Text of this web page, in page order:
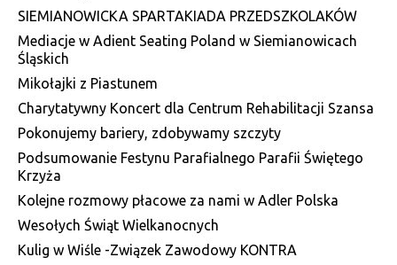
SIEMIANOWICKA SPARTAKIADA PRZEDSZKOLAKÓW
Mediacje w Adient Seating Poland w Siemianowicach
Śląskich
Mikołajki z Piastunem
Charytatywny Koncert dla Centrum Rehabilitacji Szansa
Pokonujemy bariery, zdobywamy szczyty
Podsumowanie Festynu Parafialnego Parafii Świętego
Krzyża
Kolejne rozmowy płacowe za nami w Adler Polska
Wesołych Świąt Wielkanocnych
Kulig w Wiśle -Związek Zawodowy KONTRA